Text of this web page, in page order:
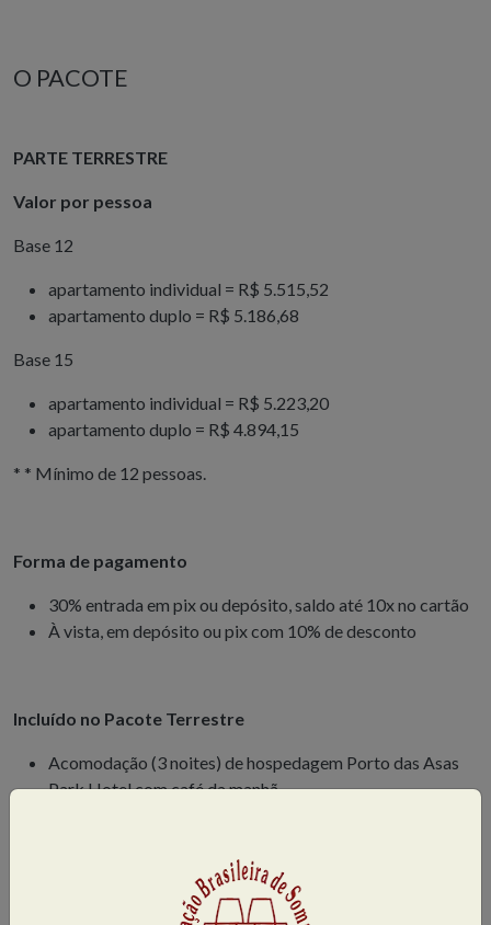
O PACOTE
PARTE TERRESTRE
Valor por pessoa
Base 12
apartamento individual = R$ 5.515,52
apartamento duplo = R$ 5.186,68
Base 15
apartamento individual = R$ 5.223,20
apartamento duplo = R$ 4.894,15
* * Mínimo de 12 pessoas.
Forma de pagamento
30% entrada em pix ou depósito, saldo até 10x no cartão
À vista, em depósito ou pix com 10% de desconto
Incluído no Pacote Terrestre
Acomodação (3 noites) de hospedagem Porto das Asas
Park Hotel com café da manhã
Visitas e refeições conforme descritas no programa
Gorjeta para o motorista